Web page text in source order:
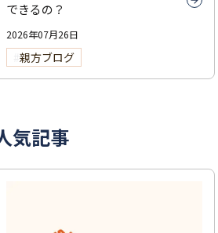
できるの？
2026年07月26日
親方ブログ
気記事